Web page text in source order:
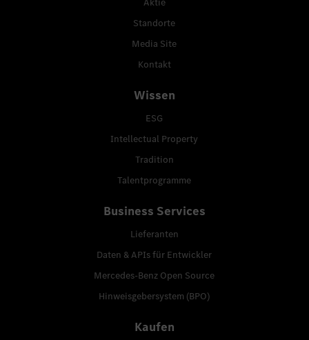
Aktie
Standorte
Media Site
Kontakt
Wissen
ESG
Intellectual Property
Tradition
Talentprogramme
Business Services
Lieferanten
Daten & APIs für Entwickler
Mercedes-Benz Open Source
Hinweisgebersystem (BPO)
Kaufen